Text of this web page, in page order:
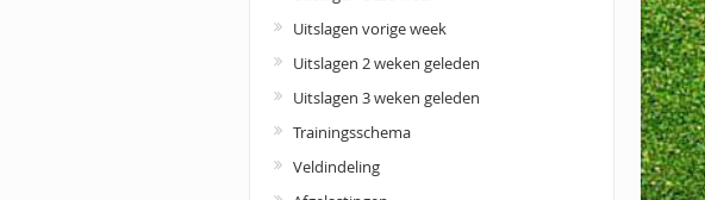
Uitslagen vorige week
Uitslagen 2 weken geleden
Uitslagen 3 weken geleden
Trainingsschema
Veldindeling